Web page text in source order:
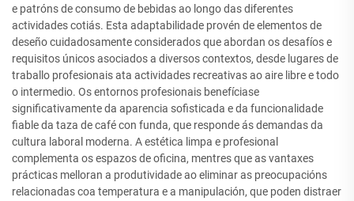
e patróns de consumo de bebidas ao longo das diferentes
actividades cotiás. Esta adaptabilidade provén de elementos de
deseño cuidadosamente considerados que abordan os desafíos e
requisitos únicos asociados a diversos contextos, desde lugares de
traballo profesionais ata actividades recreativas ao aire libre e todo
o intermedio. Os entornos profesionais benefíciase
significativamente da aparencia sofisticada e da funcionalidade
fiable da taza de café con funda, que responde ás demandas da
cultura laboral moderna. A estética limpa e profesional
complementa os espazos de oficina, mentres que as vantaxes
prácticas melloran a produtividade ao eliminar as preocupacións
relacionadas coa temperatura e a manipulación, que poden distraer